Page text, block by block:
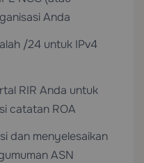
Anda
/24 untuk IPv4
RIR Anda untuk
catatan ROA
dan menyelesaikan
ASN